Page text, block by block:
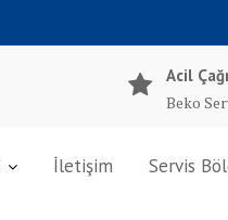
Acil
Beko
İletişim Servis